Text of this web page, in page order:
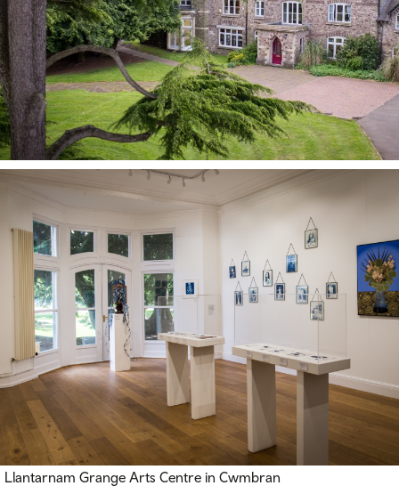
Llantarnam Grange Arts Centre in Cwmbran